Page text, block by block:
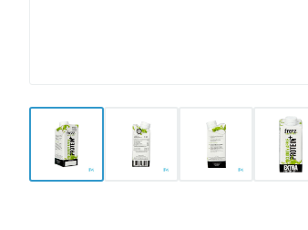
View larger imageView larger imageView larger